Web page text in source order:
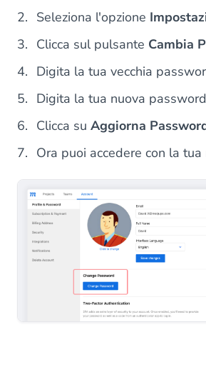
Seleziona l'opzione
Clicca sul pulsante Cambia
Digita la tua vecchia
Digita la tua nuova
Clicca su Aggiorna
Ora puoi accedere con la